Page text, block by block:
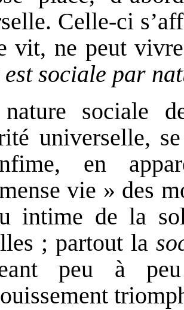
Celle-ci
vit, ne peut
sociale par
nature sociale
universelle,
en
vie » des
intime de la
; partout la
peu à